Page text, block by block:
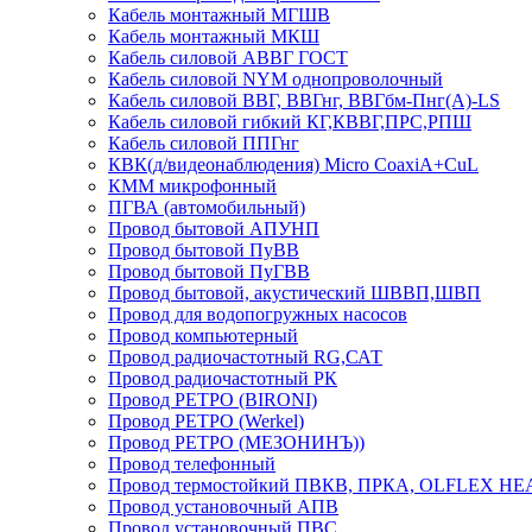
Кабель монтажный МГШВ
Кабель монтажный МКШ
Кабель силовой АВВГ ГОСТ
Кабель силовой NYM однопроволочный
Кабель силовой ВВГ, ВВГнг, ВВГбм-Пнг(А)-LS
Кабель силовой гибкий КГ,КВВГ,ПРС,РПШ
Кабель силовой ППГнг
КВК(д/видеонаблюдения) Micro CoaxiA+CuL
КММ микрофонный
ПГВА (автомобильный)
Провод бытовой АПУНП
Провод бытовой ПуВВ
Провод бытовой ПуГВВ
Провод бытовой, акустический ШВВП,ШВП
Провод для водопогружных насосов
Провод компьютерный
Провод радиочастотный RG,САТ
Провод радиочастотный РК
Провод РЕТРО (BIRONI)
Провод РЕТРО (Werkel)
Провод РЕТРО (МЕЗОНИНЪ))
Провод телефонный
Провод термостойкий ПВКВ, ПРКА, OLFLEX
Провод установочный АПВ